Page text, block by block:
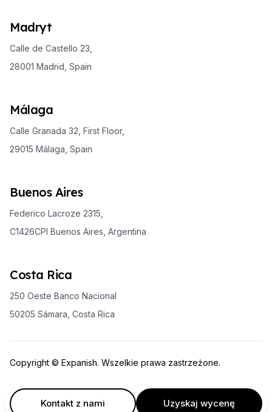
Madryt
Calle de Castello 23,
28001 Madrid, Spain
Málaga
Calle Granada 32, First Floor,
29015 Málaga, Spain
Buenos Aires
Federico Lacroze 2315,
C1426CPI Buenos Aires, Argentina
Costa Rica
250 Oeste Banco Nacional
50205 Sámara, Costa Rica
Copyright © Expanish. Wszelkie prawa zastrzeżone.
Kontakt z nami Uzyskaj wycenę